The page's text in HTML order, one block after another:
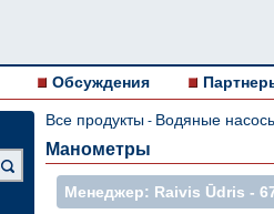
Обсуждения
Все продукты - Водяные
Манометры
Mенеджер: Raivis Ūdris -